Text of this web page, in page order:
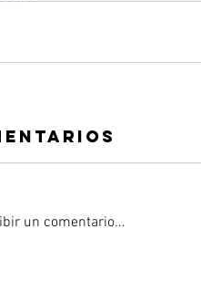
un comentario...